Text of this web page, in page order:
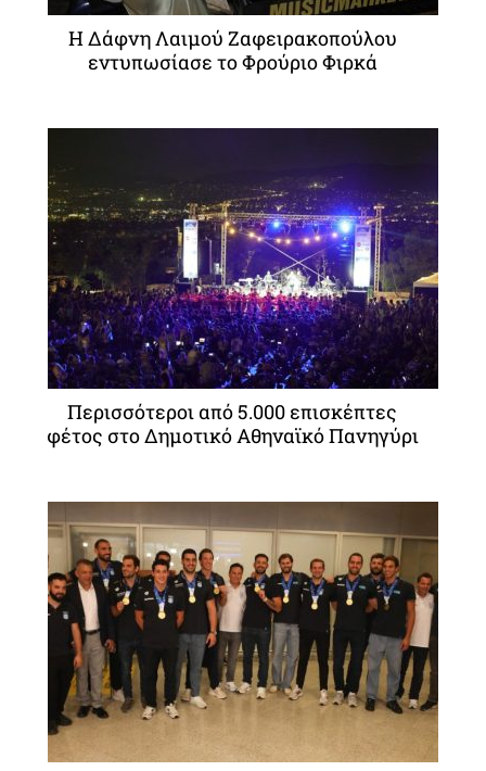
Η Δάφνη Λαιμού Ζαφειρακοπούλου
εντυπωσίασε το Φρούριο Φιρκά
Περισσότεροι από 5.000 επισκέπτες
φέτος στο Δημοτικό Αθηναϊκό Πανηγύρι